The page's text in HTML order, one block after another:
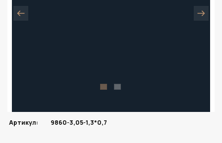
Артикул: 9860-3,05-1,3*0,7